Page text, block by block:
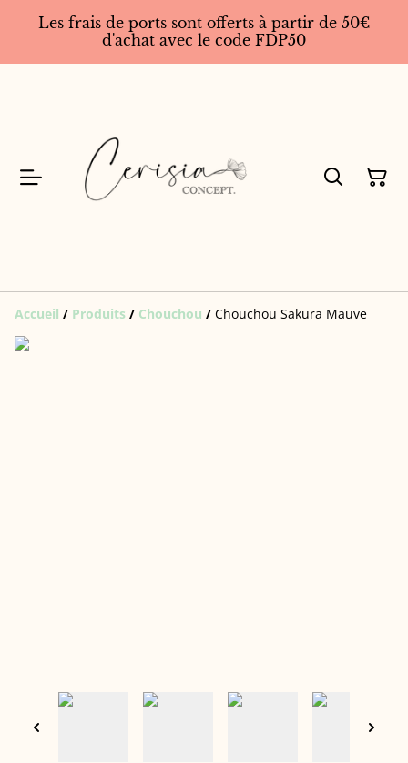
Les frais de ports sont offerts à partir de 50€
d'achat avec le code FDP50
Accueil / Produits / Chouchou / Chouchou Sakura Mauve